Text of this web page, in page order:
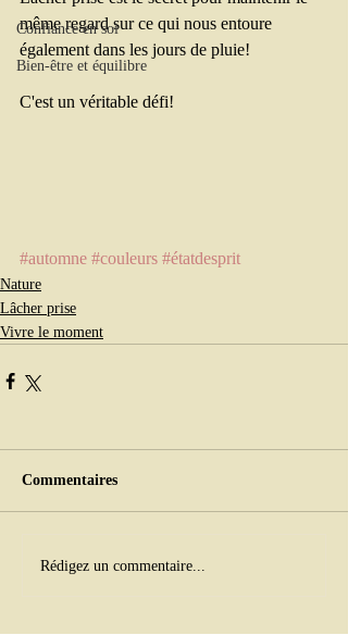
Confiance en soi
Bien-être et équilibre
même regard sur ce qui nous entoure
également dans les jours de pluie!
C'est un véritable défi!
#automne #couleurs #étatdesprit
Nature
Lâcher prise
Vivre le moment
Commentaires
Rédigez un commentaire...